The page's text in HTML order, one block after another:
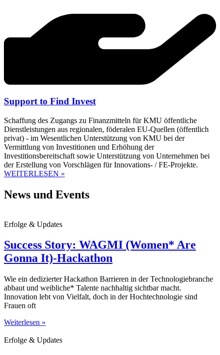
Support to Find Invest
Schaffung des Zugangs zu Finanzmitteln für KMU öffentliche
Dienstleistungen aus regionalen, föderalen EU-Quellen (öffentlich
privat) - im Wesentlichen Unterstützung von KMU bei der
Vermittlung von Investitionen und Erhöhung der
Investitionsbereitschaft sowie Unterstützung von Unternehmen bei
der Erstellung von Vorschlägen für Innovations- / FE-Projekte.
WEITERLESEN »
News und Events
Erfolge & Updates
Success Story: WAGMI (Women* Are
Gonna It)-Hackathon
Wie ein dedizierter Hackathon Barrieren in der Technologiebranche
abbaut und weibliche* Talente nachhaltig sichtbar macht.
Innovation lebt von Vielfalt, doch in der Hochtechnologie sind
Frauen oft
Weiterlesen »
Erfolge & Updates